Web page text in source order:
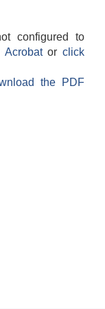
configured to
Acrobatorclick
the PDF